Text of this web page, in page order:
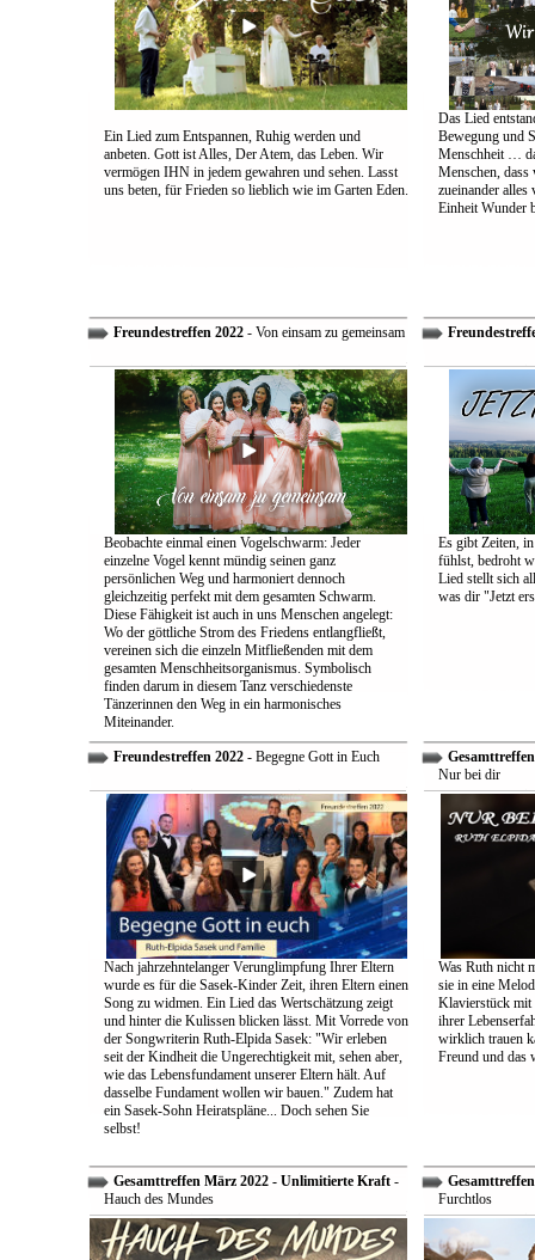
Ein Lied zum Entspannen, Ruhig werden und
anbeten. Gott ist Alles, Der Atem, das Leben. Wir
vermögen IHN in jedem gewahren und sehen. Lasst
uns beten, für Frieden so lieblich wie im Garten Eden.
Das Lied
Bewegung und
Menschheit …
Menschen,
zueinander alles
Einheit Wunder
Freundestreffen 2022- Von einsam zu gemeinsam
Beobachte einmal einen Vogelschwarm: Jeder
einzelne Vogel kennt mündig seinen ganz
persönlichen Weg und harmoniert dennoch
gleichzeitig perfekt mit dem gesamten Schwarm.
Diese Fähigkeit ist auch in uns Menschen angelegt:
Wo der göttliche Strom des Friedens entlangfließt,
vereinen sich die einzeln Mitfließenden mit dem
gesamten Menschheitsorganismus. Symbolisch
finden darum in diesem Tanz verschiedenste
Tänzerinnen den Weg in ein harmonisches
Miteinander.
Es gibt Zeiten,
fühlst, bedroht
Lied stellt sich
was dir "Jetzt
Freundestreffen 2022- Begegne Gott in Euch
Nach jahrzehntelanger Verunglimpfung Ihrer Eltern
wurde es für die Sasek-Kinder Zeit, ihren Eltern einen
Song zu widmen. Ein Lied das Wertschätzung zeigt
und hinter die Kulissen blicken lässt. Mit Vorrede von
der Songwriterin Ruth-Elpida Sasek: "Wir erleben
seit der Kindheit die Ungerechtigkeit mit, sehen aber,
wie das Lebensfundament unserer Eltern hält. Auf
dasselbe Fundament wollen wir bauen." Zudem hat
ein Sasek-Sohn Heiratspläne... Doch sehen Sie
selbst!
Nur bei dir
Was Ruth nicht
sie in eine
Klavierstück mit
ihrer
wirklich trauen
Freund und das
Gesamttreffen März 2022 - Unlimitierte Kraft -
Hauch des Mundes
Furchtlos